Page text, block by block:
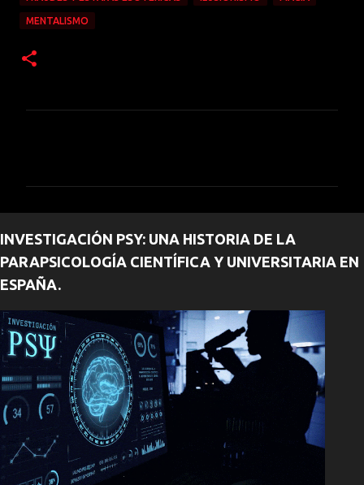
MENTALISMO
t
a
r
i
o
s
INVESTIGACIÓN PSY: UNA HISTORIA DE LA
PARAPSICOLOGÍA CIENTÍFICA Y UNIVERSITARIA EN
ESPAÑA.